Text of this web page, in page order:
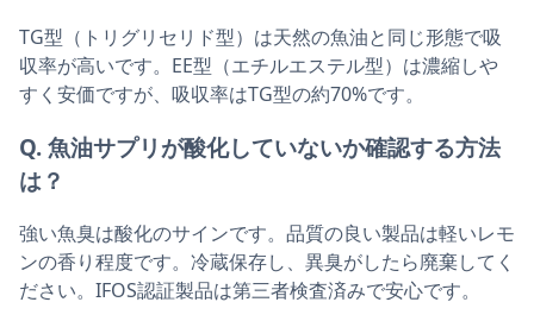
TG型（トリグリセリド型）は天然の魚油と同じ形態で吸
収率が高いです。EE型（エチルエステル型）は濃縮しや
すく安価ですが、吸収率はTG型の約70%です。
Q. 魚油サプリが酸化していないか確認する方法
は？
強い魚臭は酸化のサインです。品質の良い製品は軽いレモ
ンの香り程度です。冷蔵保存し、異臭がしたら廃棄してく
ださい。IFOS認証製品は第三者検査済みで安心です。